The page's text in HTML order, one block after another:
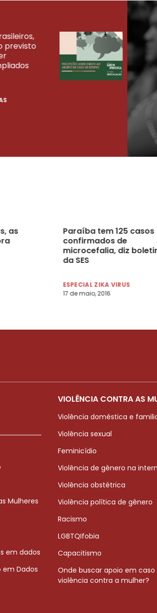
previsto
23
as
Paraíba tem 125 casos
confirmados de
microcefalia, diz
da SES
ESPECIAL ZIKA VIRUS
17 de maio, 2016
Mulheres
em dados
em Dados
VIOLÊNCIA CONTRA AS
Violência doméstica e
Violência sexual
Feminicídio
Violência de gênero na
Violência obstétrica
Violência política de gênero
Racismo
LGBTQIfobia
Capacitismo
Onde buscar apoio em caso
violência contra a mulher?